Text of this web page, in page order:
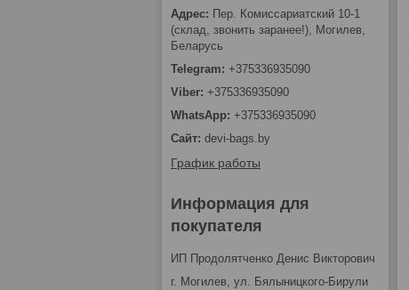
Пер. Комиссариатский 10-1
(склад, звонить заранее!), Могилев,
Беларусь
+375336935090
+375336935090
+375336935090
devi-bags.by
График работы
Информация для
покупателя
ИП Продолятченко Денис Викторович
г. Могилев, ул. Бялыницкого-Бирули